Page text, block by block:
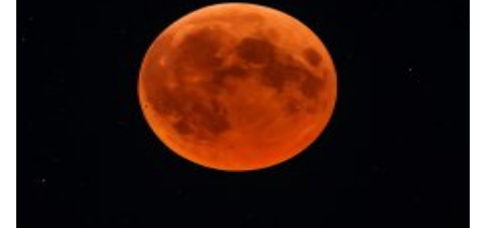
Роман Филоненко
Всі матеріали автора
Опубліковано: 21.12 10:30
Осіння магія на смак: що з'їсти або випити
кожному знаку Зодіаку у вересні, щоб увійти в